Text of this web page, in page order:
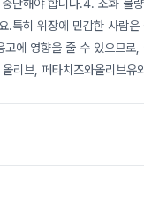
단해야 합니다.4. 소화 불
.특히 위장에 민감한 사람
에 영향을 줄 수 있으므
리브, 페타치즈와올리브유